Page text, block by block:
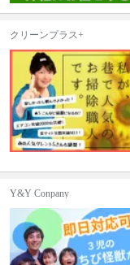
クリーンプラス+
Y&Y Conpany